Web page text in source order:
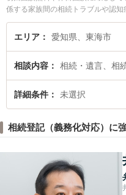
係する家族間の相続トラブルや認
り込み検索もでき便利です。特に
士やいろは法律事務所の林 佳宏弁
のトラブル解決の実績豊富な近く
続登記（義務化対応）を法律相談
などでお困りの相談者さんにおすす
エリア 愛知県、東海市
相談内容 相続・遺言、相
詳細条件 未選択
相続登記（義務化対応）に